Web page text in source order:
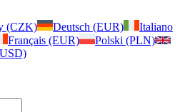
(CZK) Deutsch (EUR)
Italiano
Français (EUR)
Polski (PLN)